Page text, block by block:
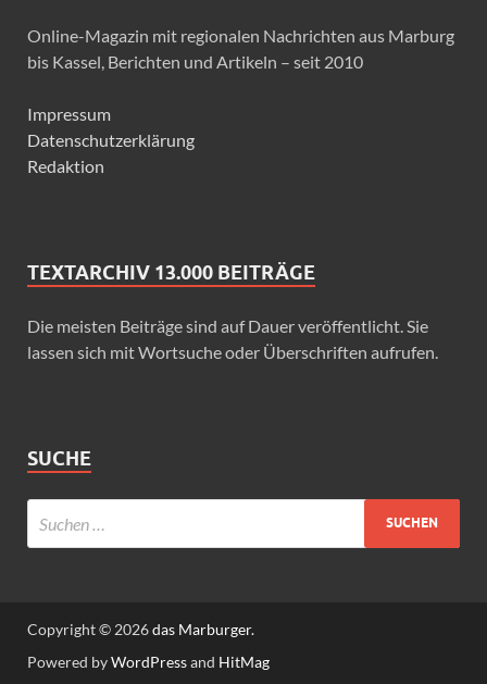
Online-Magazin mit regionalen Nachrichten aus Marburg
bis Kassel, Berichten und Artikeln – seit 2010
Impressum
Datenschutzerklärung
Redaktion
TEXTARCHIV 13.000 BEITRÄGE
Die meisten Beiträge sind auf Dauer veröffentlicht. Sie
lassen sich mit Wortsuche oder Überschriften aufrufen.
SUCHE
Copyright © 2026das Marburger.
Powered byWordPressand HitMag